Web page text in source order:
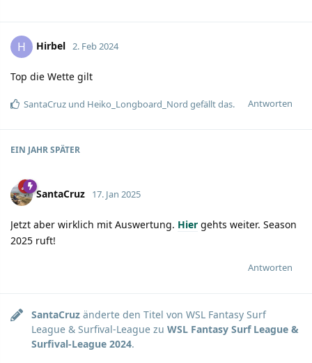
H Hirbel 2. Feb 2024
Top die Wette gilt
Antworten
SantaCruz und Heiko_Longboard_Nord gefällt das.
EIN JAHRSPÄTER
SantaCruz 17. Jan 2025
Jetzt aber wirklich mit Auswertung. Hier gehts weiter. Season
2025 ruft!
Antworten
SantaCruz änderte den Titel von WSL Fantasy Surf
League & Surfival-League zu WSL Fantasy Surf League &
Surfival-League 2024.